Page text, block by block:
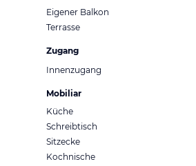
Eigener Balkon
Terrasse
Zugang
Innenzugang
Mobiliar
Küche
Schreibtisch
Sitzecke
Kochnische